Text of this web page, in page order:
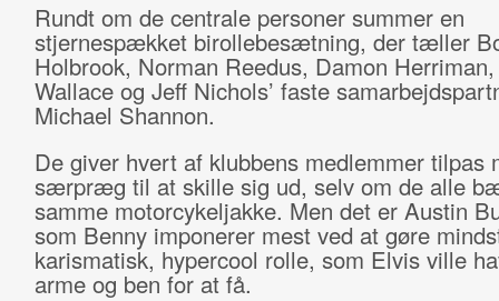
Rundt om de centrale personer summer en
stjernespækket birollebesætning, der tæller
Holbrook, Norman Reedus, Damon Herriman,
Wallace og Jeff Nichols’ faste
Michael Shannon.
De giver hvert af klubbens medlemmer tilpas
særpræg til at skille sig ud, selv om de alle
samme motorcykeljakke. Men det er Austin
som Benny imponerer mest ved at gøre
karismatisk, hypercool rolle, som Elvis ville
arme og ben for at få.